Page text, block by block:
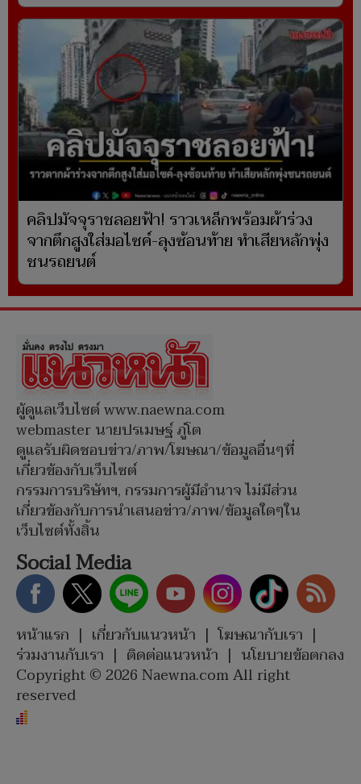
คลิปมัจจุราชลอยฟ้า! ราวเหล็กพร้อมผ้าร่วง
จากตึกสูงใส่มอไซค์-ลุงซ้อนท้าย ทำเสียหลักพุ่ง
ชนรถยนต์
ผู้ดูแลเว็บไซต์ www.naewna.com
webmaster นายปรเมษฐ์ ภู่โต
ดูแลรับผิดชอบข่าว/ภาพ/โฆษณา/ข้อมูลอื่นๆที่
เกี่ยวข้องกับเว็บไซต์
กรรมการบริษัทฯ, กรรมการผู้มีอำนาจ ไม่มีส่วน
เกี่ยวข้องกับการนำเสนอข่าว/ภาพ/ข้อมูลใดๆใน
เว็บไซต์ทั้งสิ้น
Social Media
หน้าแรก | เกี่ยวกับแนวหน้า | โฆษณากับเรา |
ร่วมงานกับเรา | ติดต่อแนวหน้า | นโยบายข้อตกลง
Copyright © 2026 Naewna.com All right
reserved